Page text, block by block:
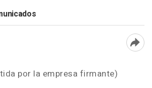
por la empresa firmante)